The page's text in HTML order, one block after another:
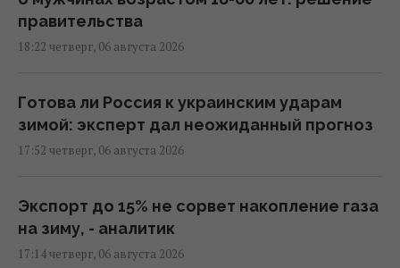
правительства
18:22 четверг, 06 августа 2026
Готова ли Россия к украинским ударам
зимой: эксперт дал неожиданный прогноз
17:52 четверг, 06 августа 2026
Экспорт до 15% не сорвет накопление газа
на зиму, - аналитик
17:14 четверг, 06 августа 2026